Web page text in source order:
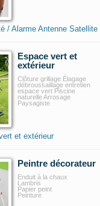
/ Alarme Antenne Satellite
Espace vert et
extérieur
Clôture grillage Élagage
débroussaillage entretien
espace vert Piscine
naturelle Arrosage
Paysagiste
et extérieur
Peintre décorateur
Enduit à la chaux
Lambris
Papier peint
Peinture